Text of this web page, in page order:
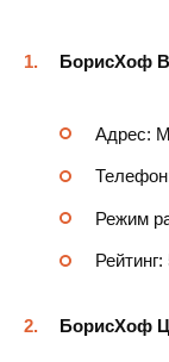
БорисХоф
Адрес:
Режим
БорисХоф